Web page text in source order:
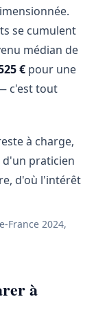
se cumulent
médian de
€ pour une
c'est tout
à charge,
praticien
d'où l'intérêt
France 2024,
à